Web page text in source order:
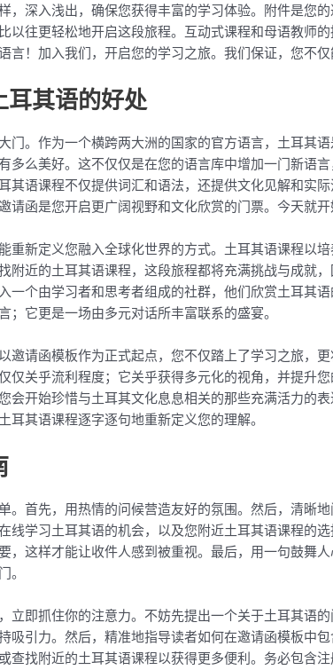
，深入浅出，确保您获得丰富的学习体验。附件是您
以往更轻松地开启这段旅程。互动式课程和母语教师
！加入我们，开启您的学习之旅。我们保证，您不仅
耳其语的好处
门。作为一个横跨两大洲的国家的官方语言，土耳其
多么美好。这不仅仅是在您的语言库中增加一门新语
其语课程不仅提供词汇和语法，还提供文化见解和实
函是您开启更广阔视野和文化欣赏的门票。今天就开
重新定义您融入全球化世界的方式。土耳其语课程以
附近的土耳其语课程，这段旅程都将充满挑战与成就
一个由学习者和思考者组成的社群，他们欣赏土耳其
它更是一场由多元对话所丰富联系的盛宴。
邀请函模板作为正式起点，您不仅踏上了学习之旅，
仅关乎流利程度；它关乎获得多元化的视角，并提升
会开始珍惜与土耳其文化息息相关的那些充满活力的
其语课程逐字逐句地重新定义您的理解。
。首先，用热情的问候营造友好的氛围。然后，清
线学习土耳其语的机会，以及您附近土耳其语课程的
，这样才能让收件人感到被重视。最后，用一句鼓舞
。
立即抓住你的注意力。不妨先提出一个关于土耳其语
引力。然后，精准地指导读者如何在邀请函模板中
查找附近的土耳其语课程以获得更多便利。务必包含